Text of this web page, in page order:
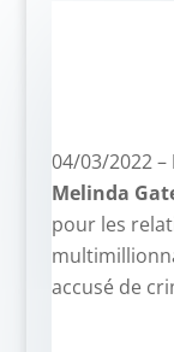
04/03/2022 –
Melinda
pour les
accusé de